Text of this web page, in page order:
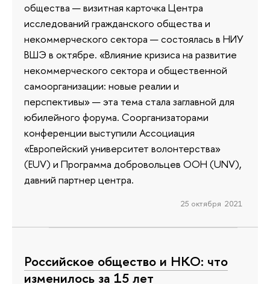
общества — визитная карточка Центра
исследований гражданского общества и
некоммерческого сектора — состоялась в НИУ
ВШЭ в октябре. «Влияние кризиса на развитие
некоммерческого сектора и общественной
самоорганизации: новые реалии и
перспективы» — эта тема стала заглавной для
юбилейного форума. Соорганизаторами
конференции выступили Ассоциация
«Европейский университет волонтерства»
(EUV) и Программа добровольцев ООН (UNV),
давний партнер центра.
25 октября 2021
Российское общество и НКО: что
изменилось за 15 лет